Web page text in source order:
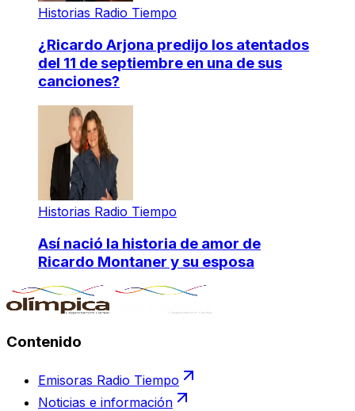
Historias Radio Tiempo
¿Ricardo Arjona predijo los atentados
del 11 de septiembre en una de sus
canciones?
Historias Radio Tiempo
Así nació la historia de amor de
Ricardo Montaner y su esposa
Contenido
Emisoras Radio Tiempo
Noticias e información